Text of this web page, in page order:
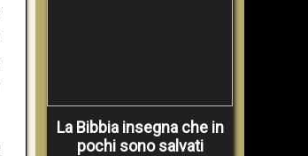
La Bibbia insegna che in
pochi sono salvati